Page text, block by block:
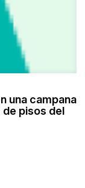
una campana
pisos del